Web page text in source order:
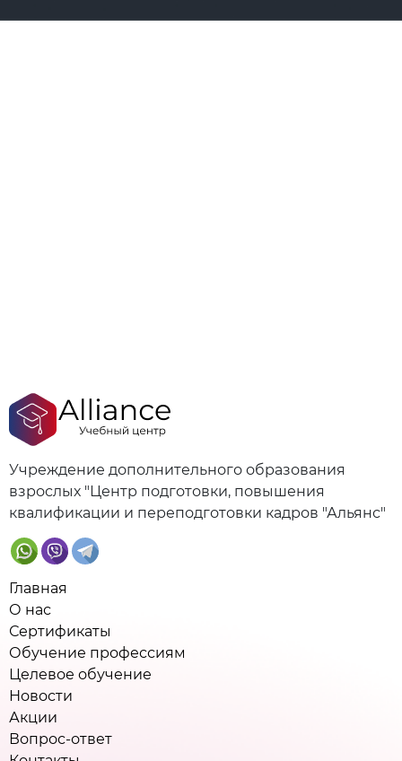
Учреждение дополнительного образования
взрослых "Центр подготовки, повышения
квалификации и переподготовки кадров "Альянс"
Главная
О нас
Сертификаты
Обучение профессиям
Целевое обучение
Новости
Акции
Вопрос-ответ